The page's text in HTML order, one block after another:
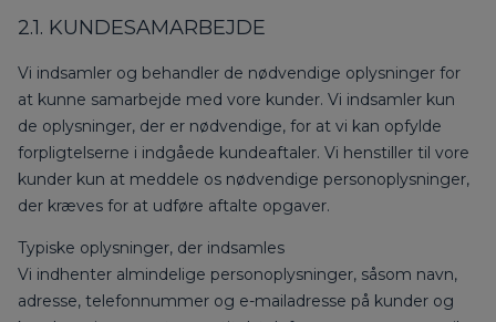
2.1. KUNDESAMARBEJDE
Vi indsamler og behandler de nødvendige oplysninger for
at kunne samarbejde med vore kunder. Vi indsamler kun
de oplysninger, der er nødvendige, for at vi kan opfylde
forpligtelserne i indgåede kundeaftaler. Vi henstiller til vore
kunder kun at meddele os nødvendige personoplysninger,
der kræves for at udføre aftalte opgaver.
Typiske oplysninger, der indsamles
Vi indhenter almindelige personoplysninger, såsom navn,
adresse, telefonnummer og e-mailadresse på kunder og